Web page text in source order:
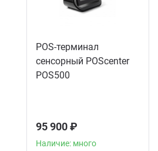
POS-терминал
сенсорный POScenter
POS500
95 900 ₽
Наличие: много